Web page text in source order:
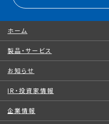
ホーム
製品・サービス
お知らせ
IR・投資家情報
企業情報